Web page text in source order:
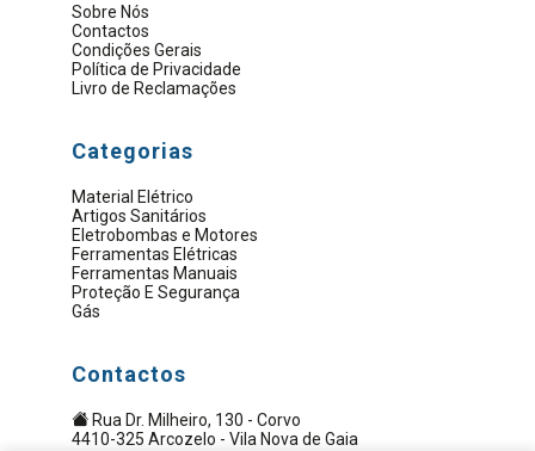
Sobre Nós
Contactos
Condições Gerais
Política de Privacidade
Livro de Reclamações
Categorias
Material Elétrico
Artigos Sanitários
Eletrobombas e Motores
Ferramentas Elétricas
Ferramentas Manuais
Proteção E Segurança
Gás
Contactos
Rua Dr. Milheiro, 130 - Corvo
4410-325 Arcozelo - Vila Nova de Gaia